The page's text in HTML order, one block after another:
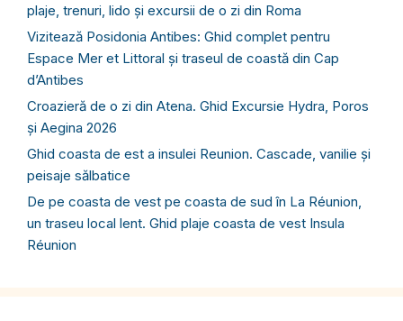
plaje, trenuri, lido și excursii de o zi din Roma
Vizitează Posidonia Antibes: Ghid complet pentru
Espace Mer et Littoral și traseul de coastă din Cap
d’Antibes
Croazieră de o zi din Atena. Ghid Excursie Hydra, Poros
și Aegina 2026
Ghid coasta de est a insulei Reunion. Cascade, vanilie și
peisaje sălbatice
De pe coasta de vest pe coasta de sud în La Réunion,
un traseu local lent. Ghid plaje coasta de vest Insula
Réunion